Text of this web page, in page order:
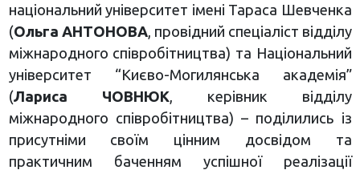
національний університет імені Тараса Шевченка
(Ольга АНТОНОВА, провідний спеціаліст відділу
міжнародного співробітництва) та Національний
університет “Києво-Могилянська академія”
(Лариса ЧОВНЮК, керівник відділу
міжнародного співробітництва) – поділились із
присутніми своїм цінним досвідом та
практичним баченням успішної реалізації